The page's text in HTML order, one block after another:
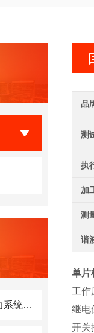
串联谐振耐压试验设备：电力系统安全的守护者
品
测
执
加
测
谐
单片
工作
继电
开关